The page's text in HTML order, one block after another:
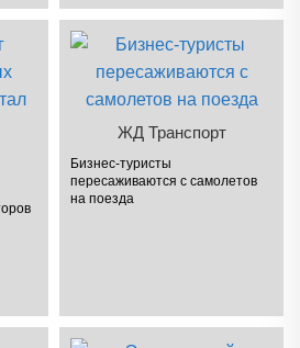
ЖД Транспорт
Бизнес-туристы
пересаживаются с самолетов
на поезда